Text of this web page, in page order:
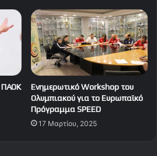
ΠΑΟΚ
Ενημερωτικό Workshop του
Ολυμπιακού για το Ευρωπαϊκό
Πρόγραμμα SPEED
17 Μαρτίου, 2025